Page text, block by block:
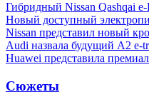
Гибридный Nissan Qashqai
Новый доступный
Nissan представил новый
Audi назвала будущий A2 e-
Huawei представила
Сюжеты